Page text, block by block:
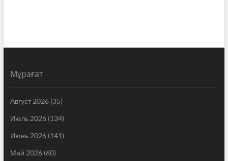
Мұрағат
Август 2026(35)
Июль 2026(134)
Июнь 2026(141)
Май 2026(60)